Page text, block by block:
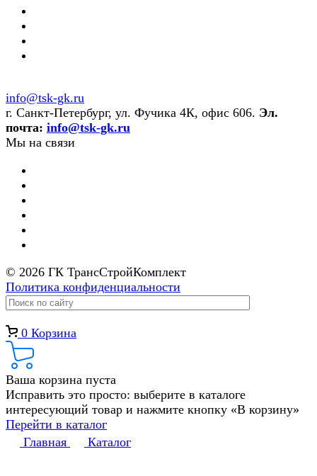
info@tsk-gk.ru
г. Санкт-Петербург, ул. Фучика 4К, офис 606. Эл.
почта: info@tsk-gk.ru
Мы на связи
© 2026 ГК ТрансСтройКомплект
Политика конфиденциальности
0 Корзина
Ваша корзина пуста
Исправить это просто: выберите в каталоге
интересующий товар и нажмите кнопку «В корзину»
Перейти в каталог
Главная
Каталог